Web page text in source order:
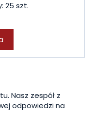
25 szt.
Nasz zespół z
odpowiedzi na